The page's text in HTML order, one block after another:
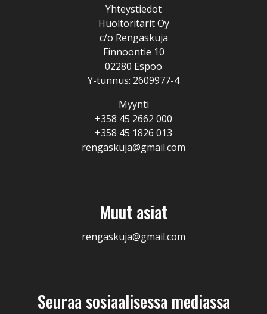
Yhteystiedot
Huoltoritarit Oy
c/o Rengaskuja
Finnoontie 10
02280 Espoo
Y-tunnus: 2609977-4
Myynti
+358 45 2662 000
+358 45 1826 013
rengaskuja@gmail.com
Muut asiat
rengaskuja@gmail.com
Seuraa sosiaalisessa mediassa